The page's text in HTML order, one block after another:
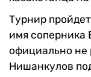
Турнир
имя соперника
официально не
Нишанкулов